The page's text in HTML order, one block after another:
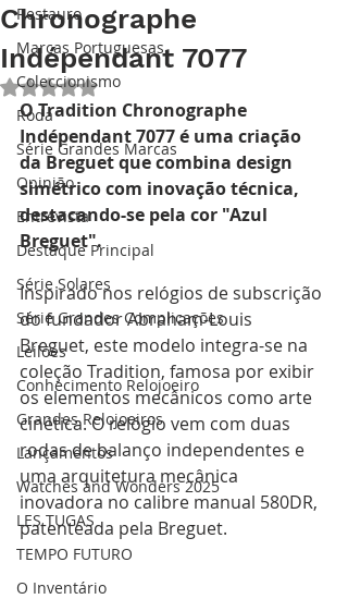
Restauro
Marcas Portuguesas
Coleccionismo
Roda
Série Grandes Marcas
Opinião
Entrevista
Destaque Principal
Série Solares
Série Grandes Complicações
Leilões
Conhecimento Relojoeiro
Grandes Relojoeiros
Lançamentos
Watches and Wonders 2025
LES TUGAS
TEMPO FUTURO
O Inventário
Chronographe
Indépendant 7077
Avaliado com NaN de 5 estrelas.
O Tradition Chronographe
Indépendant 7077 é uma criação
da Breguet que combina design
simétrico com inovação técnica,
destacando-se pela cor "Azul
Breguet".
Inspirado nos relógios de subscrição
do fundador Abraham-Louis
Breguet, este modelo integra-se na
coleção Tradition, famosa por exibir
os elementos mecânicos como arte
cinética. O relógio vem com duas
rodas de balanço independentes e
uma arquitetura mecânica
inovadora no calibre manual 580DR,
patenteada pela Breguet.